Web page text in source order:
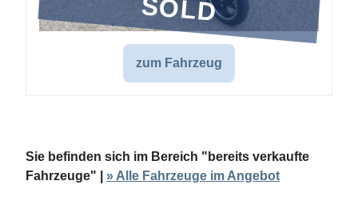
SOLD
zum Fahrzeug
Sie befinden sich im Bereich "bereits verkaufte
Fahrzeuge" | » Alle Fahrzeuge im Angebot